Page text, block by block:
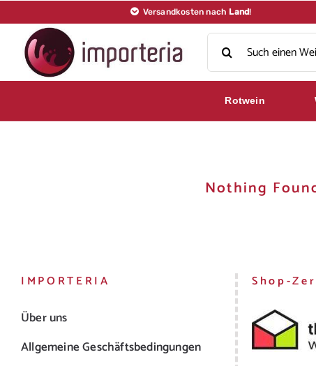
to
content
Versandkosten nach Land!
Search
for:
Rotwein
Nothing
IMPORTERIA
Über uns
Allgemeine Geschäftsbedingungen
Shop-